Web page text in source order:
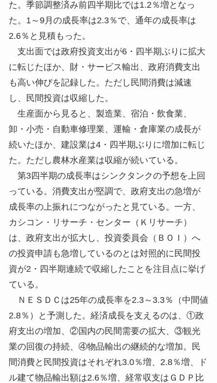
た。季節調整済み前四半期比では1.2％増となっ
た。1～9月の成長率は2.3％で、通年の成長率は
2.6％と見積もった。
支出面では政府投資支出が6・四半期ぶりに拡大
に転じたほか、財・サービス輸出、政府消費支出
も高い伸びを記録した。ただし民間消費は減速
し、民間投資は収縮した。
生産面から見ると、製造業、宿泊・飲食業、
卸・小売・自動車修理業、運輸・倉庫業の成長が
続いたほか、建設業は4・四半期ぶりに増加に転じ
た。ただし農林水産業は収縮が続いている。
第3四半期の成長率はシンクタンクの予想を上回
っている。消費支出が堅調で、政府支出の急増が
成長率の上振れにつながったと見ている。一方、
カシコン・リサーチ・センター（Ｋリサーチ）
は、政府支出が拡大し、投資委員会（ＢＯＩ）へ
の投資申請も急増しているのとは対照的に民間投
資が2・四半期連続で収縮したことを注目点に挙げ
ている。
ＮＥＳＤＣは25年の成長率を2.3～3.3％（中間値
2.8％）と予測した。経済成長を支えるのは、①政
府支出の増加、②国内の民間需要の拡大、③観光
業の回復の持続、④物品輸出の継続的な増加。民
間消費と民間投資はそれぞれ3.0％増、2.8％増、ド
ル建て物品輸出額は2.6％増、経常収支はＧＤＰ比